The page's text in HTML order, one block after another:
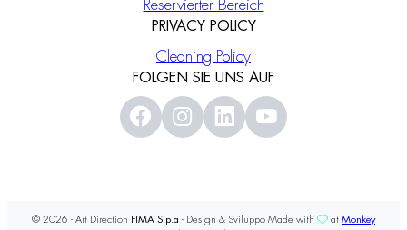
Reservierter Bereich
PRIVACY POLICY
Cleaning Policy
FOLGEN SIE UNS AUF
© 2026 - Art Direction FIMA S.p.a - Design & Sviluppo Made with at Monkey